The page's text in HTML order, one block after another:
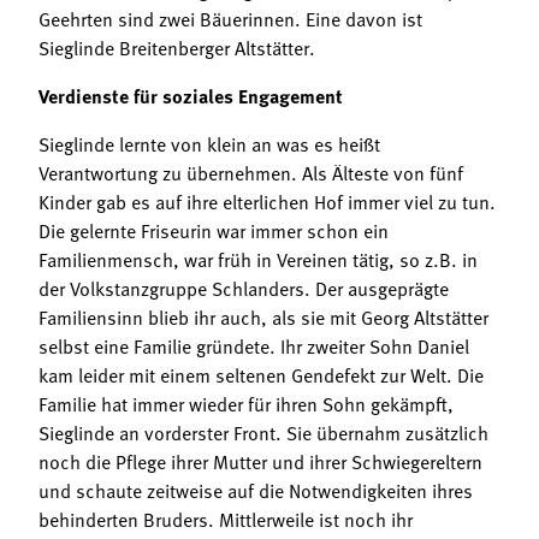
Geehrten sind zwei Bäuerinnen. Eine davon ist
Sieglinde Breitenberger Altstätter.
Verdienste für soziales Engagement
Sieglinde lernte von klein an was es heißt
Verantwortung zu übernehmen. Als Älteste von fünf
Kinder gab es auf ihre elterlichen Hof immer viel zu tun.
Die gelernte Friseurin war immer schon ein
Familienmensch, war früh in Vereinen tätig, so z.B. in
der Volkstanzgruppe Schlanders. Der ausgeprägte
Familiensinn blieb ihr auch, als sie mit Georg Altstätter
selbst eine Familie gründete. Ihr zweiter Sohn Daniel
kam leider mit einem seltenen Gendefekt zur Welt. Die
Familie hat immer wieder für ihren Sohn gekämpft,
Sieglinde an vorderster Front. Sie übernahm zusätzlich
noch die Pflege ihrer Mutter und ihrer Schwiegereltern
und schaute zeitweise auf die Notwendigkeiten ihres
behinderten Bruders. Mittlerweile ist noch ihr